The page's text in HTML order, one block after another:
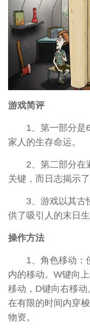
游戏简评
1、第一部分是
家人的生存命运。
2、第二部分在
关键，而日志揭示
3、游戏以其古
供了吸引人的末日生
操作方法
1、角色移动：使
内的移动。W键向
移动，D键向右移
在有限的时间内穿
物资。